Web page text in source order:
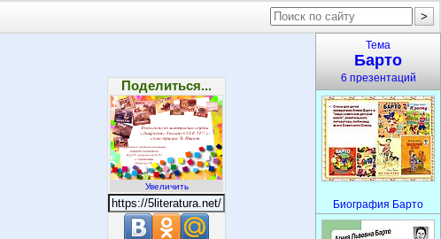
Поделиться...
Увеличить
Тема
Барто
6 презентаций
Биография Барто